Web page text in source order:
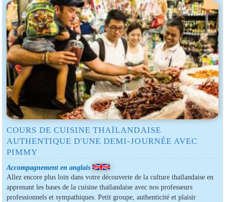
COURS DE CUISINE THAÏLANDAISE
AUTHENTIQUE D'UNE DEMI-JOURNÉE AVEC
PIMMY
Accompagnement en anglais
Allez encore plus loin dans votre découverte de la culture thaïlandaise en
apprenant les bases de la cuisine thaïlandaise avec nos professeurs
professionnels et sympathiques. Petit groupe, authenticité et plaisir